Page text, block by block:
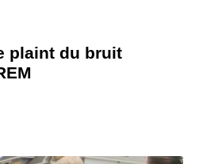
plaint du bruit